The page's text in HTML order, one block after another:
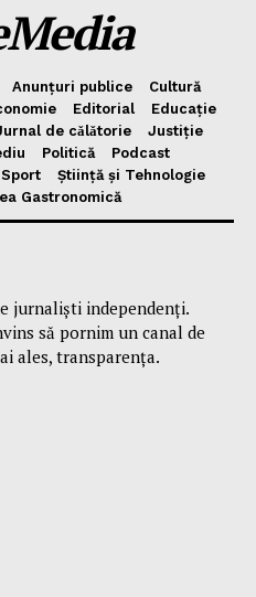
Anunțuri publice
Cultură
Editorial
Educație
de cǎlǎtorie
Justiție
Politică
Podcast
Sport
Știință și Tehnologie
Gastronomică
jurnaliști independenți.
să pornim un canal de
ales, transparența.